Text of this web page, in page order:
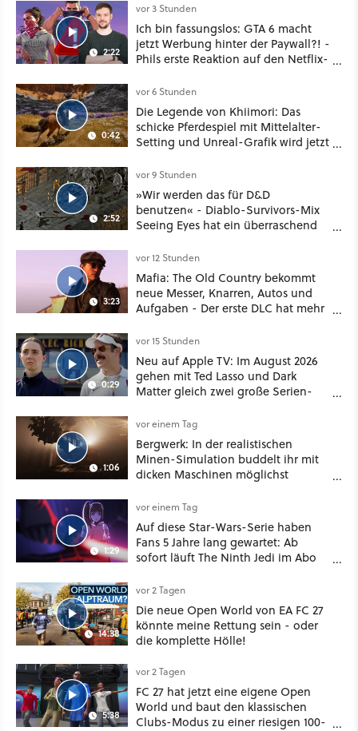
2:22
vor 3 Stunden
Ich bin fassungslos: GTA 6 macht
jetzt Werbung hinter der Paywall?! -
Phils erste Reaktion auf den Netflix-
0:42
vor 6 Stunden
Die Legende von Khiimori: Das
schicke Pferdespiel mit Mittelalter-
Setting und Unreal-Grafik wird jetzt
2:52
vor 9 Stunden
»Wir werden das für D&D
benutzen« - Diablo-Survivors-Mix
Seeing Eyes hat ein überraschend
3:23
vor 12 Stunden
Mafia: The Old Country bekommt
neue Messer, Knarren, Autos und
Aufgaben - Der erste DLC hat mehr
0:29
vor 15 Stunden
Neu auf Apple TV: Im August 2026
gehen mit Ted Lasso und Dark
Matter gleich zwei große Serien-
1:06
vor einem Tag
Bergwerk: In der realistischen
Minen-Simulation buddelt ihr mit
dicken Maschinen möglichst
1:29
vor einem Tag
Auf diese Star-Wars-Serie haben
Fans 5 Jahre lang gewartet: Ab
sofort läuft The Ninth Jedi im Abo
14:38
vor 2 Tagen
Die neue Open World von EA FC 27
könnte meine Rettung sein - oder
die komplette Hölle!
5:38
vor 2 Tagen
FC 27 hat jetzt eine eigene Open
World und baut den klassischen
Clubs-Modus zu einer riesigen 100-